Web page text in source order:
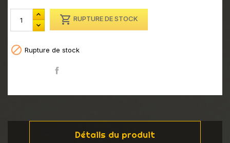
 RUPTURE DE STOCK
 Rupture de stock
Détails du produit